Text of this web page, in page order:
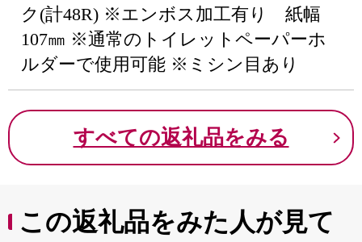
ク(計48R) ※エンボス加工有り 紙幅
107㎜ ※通常のトイレットペーパーホ
ルダーで使用可能 ※ミシン目あり
すべての返礼品をみる
この返礼品をみた人が見て